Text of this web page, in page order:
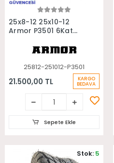
Sepete Ekle
25x8-12 25x10-12
Armor P3501 6Kat
Utv Lastiği
25812-251012-P3501
21.500,00 TL KARGO
BEDAVA
Sepete Ekle
Stok: 5